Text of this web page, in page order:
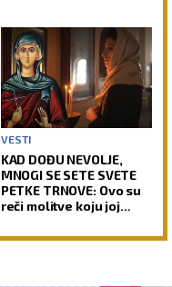
VESTI
KAD DOĐU NEVOLJE,
MNOGI SE SETE SVETE
PETKE TRNOVE: Ovo su
reči molitve koju joj